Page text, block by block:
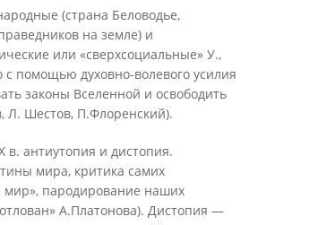
(страна Беловодье,
на земле) и
или «сверхсоциальные» У.,
помощью духовно-волевого усилия
законы Вселенной и освободить
Л. Шестов, П.Флоренский).
в. антиутопия и дистопия.
мира, критика самих
мир», пародирование наших
А.Платонова). Дистопия —